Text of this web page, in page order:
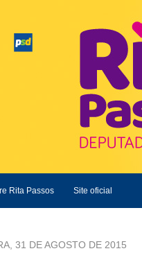
Rita Passos Site oficial
31 DE AGOSTO DE 2015